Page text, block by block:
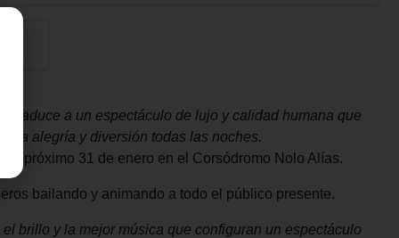
traduce a un espectáculo de lujo y calidad humana que
alegría y diversión todas las noches.
el próximo 31 de enero en el Corsódromo Nolo Alías.
bailando y animando a todo el público presente.
brillo y la mejor música que configuran un espectáculo